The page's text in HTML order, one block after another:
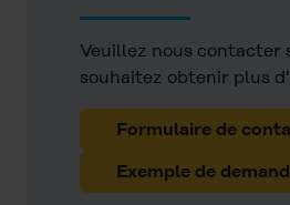
Veuillez nous contacter
souhaitez obtenir plus
Formulaire de
Exemple de